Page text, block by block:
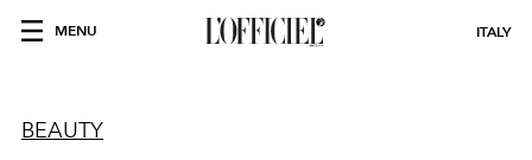
MENU ITALY
BEAUTY